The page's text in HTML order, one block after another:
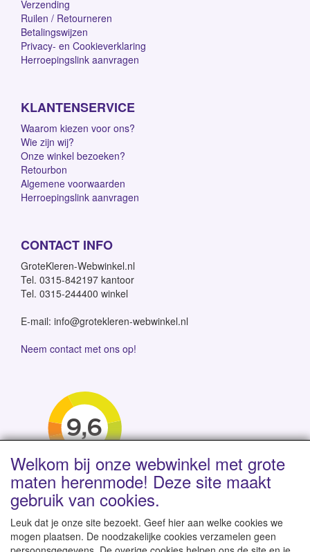
Verzending
Ruilen / Retourneren
Betalingswijzen
Privacy- en Cookieverklaring
Herroepingslink aanvragen
KLANTENSERVICE
Waarom kiezen voor ons?
Wie zijn wij?
Onze winkel bezoeken?
Retourbon
Algemene voorwaarden
Herroepingslink aanvragen
CONTACT INFO
GroteKleren-Webwinkel.nl
Tel. 0315-842197 kantoor
Tel. 0315-244400 winkel
E-mail: info@grotekleren-webwinkel.nl
Neem contact met ons op!
Welkom bij onze webwinkel met grote
maten herenmode! Deze site maakt
gebruik van cookies.
Leuk dat je onze site bezoekt. Geef hier aan welke cookies we
mogen plaatsen. De noodzakelijke cookies verzamelen geen